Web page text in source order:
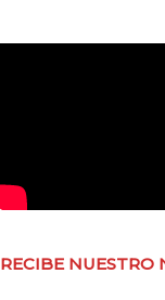
RECIBE NUESTRO